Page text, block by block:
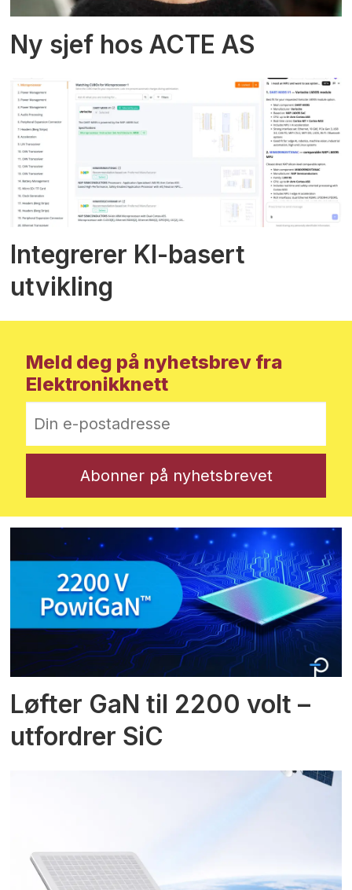
Ny sjef hos ACTE AS
Integrerer KI-basert
utvikling
Meld deg på nyhetsbrev fra
Elektronikknett
Løfter GaN til 2200 volt –
utfordrer SiC